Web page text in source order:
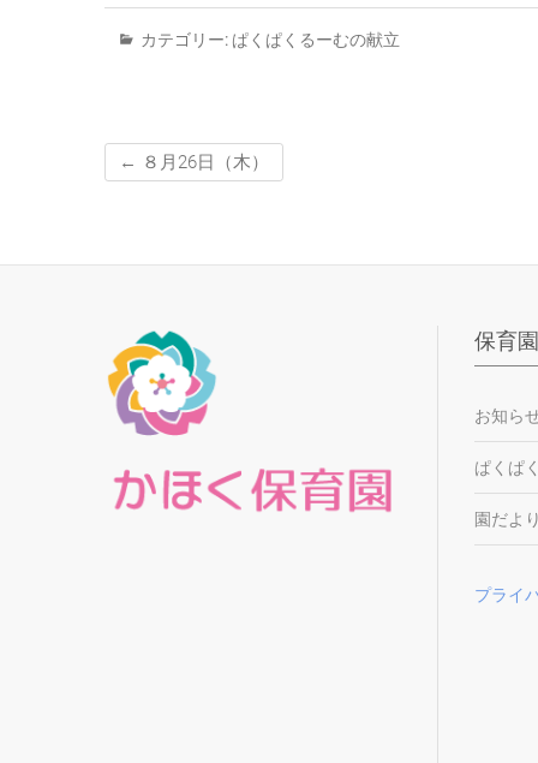
カテゴリー: ぱくぱくるーむの献立
← ８月26日（木）
保育
お知ら
ぱくぱ
園だよ
プライ